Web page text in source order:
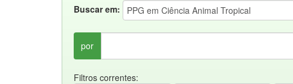
Buscar em:
por
Filtros correntes: